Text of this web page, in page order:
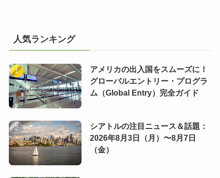
人気ランキング
アメリカの出入国をスムーズに！
グローバルエントリー・プログラ
ム（Global Entry）完全ガイド
シアトルの注目ニュース＆話題：
2026年8月3日（月）〜8月7日
（金）